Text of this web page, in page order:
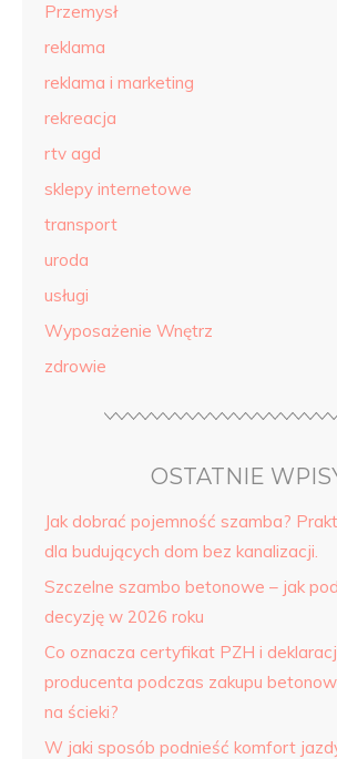
Przemysł
reklama
reklama i marketing
rekreacja
rtv agd
sklepy internetowe
transport
uroda
usługi
Wyposażenie Wnętrz
zdrowie
OSTATNIE
Jak dobrać pojemność szamba?
dla budujących dom bez kanalizacji.
Szczelne szambo betonowe – jak
decyzję w 2026 roku
Co oznacza certyfikat PZH i
producenta podczas zakupu
na ścieki?
W jaki sposób podnieść komfort